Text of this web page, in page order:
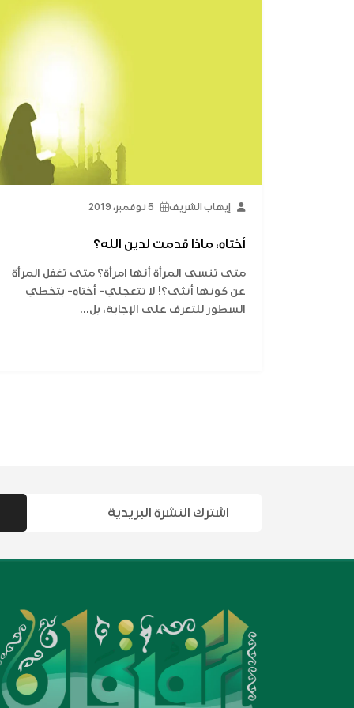
إيهاب الشريف 5 نوفمبر، 2019
أختاه، ماذا قدمت لدين الله؟
متى تنسى المرأة أنها امرأة؟ متى تغفل المرأة
عن كونها أنثى؟! لا تتعجلي- أختاه- بتخطي
السطور للتعرف على الإجابة، بل...